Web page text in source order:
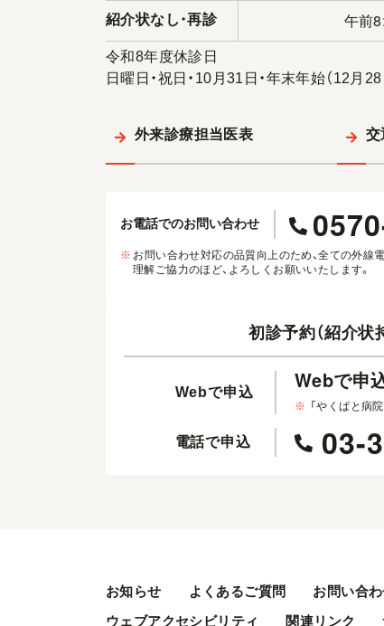
紹介状なし ・再診 午前
令和8年度休診日
日曜日・祝日・10月31日・年末年始（12月
外来診療担当医表 交
お電話でのお問い合わせ
※ お問い合わせ対応の品質向上のため、全ての外線
理解ご協力のほど、よろしくお願いいたします。
初診予約（紹介状
Webで申込 Webで申
※ 「やくばと病
電話で申込 03-
お知らせ よくあるご質問 お問い合
ウェブアクセシビリティ
関連リンク